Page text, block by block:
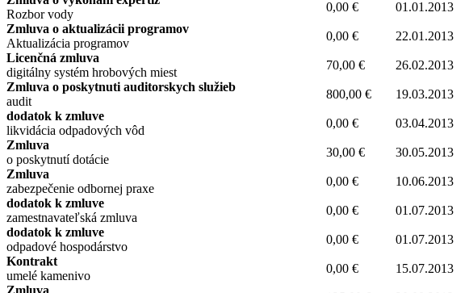
Rozbor vody
0,00 € 01.01.2013
Zmluva o aktualizácii programov
Aktualizácia programov
0,00 € 22.01.2013
Licenčná zmluva
digitálny systém hrobových miest
70,00 € 26.02.2013
Zmluva o poskytnuti auditorskych služieb
audit
800,00 € 19.03.2013
dodatok k zmluve
likvidácia odpadových vôd
0,00 € 03.04.2013
Zmluva
o poskytnutí dotácie
30,00 € 30.05.2013
Zmluva
zabezpečenie odbornej praxe
0,00 € 10.06.2013
dodatok k zmluve
zamestnavateľská zmluva
0,00 € 01.07.2013
dodatok k zmluve
odpadové hospodárstvo
0,00 € 01.07.2013
Kontrakt
umelé kamenivo
0,00 € 15.07.2013
Zmluva